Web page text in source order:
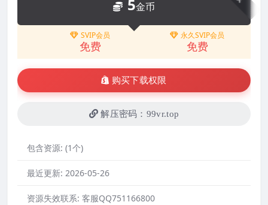
5金币
SVIP会员
免费
永久SVIP会员
免费
购买下载权限
解压密码：99vr.top
包含资源: (1个)
最近更新: 2026-05-26
资源失效联系: 客服QQ751166800